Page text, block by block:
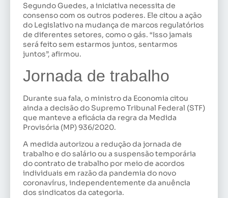
Segundo Guedes, a iniciativa necessita de
consenso com os outros poderes. Ele citou a ação
do Legislativo na mudança de marcos regulatórios
de diferentes setores, como o gás. “Isso jamais
será feito sem estarmos juntos, sentarmos
juntos”, afirmou.
Jornada de trabalho
Durante sua fala, o ministro da Economia citou
ainda a decisão do Supremo Tribunal Federal (STF)
que manteve a eficácia da regra da Medida
Provisória (MP) 936/2020.
A medida autorizou a redução da jornada de
trabalho e do salário ou a suspensão temporária
do contrato de trabalho por meio de acordos
individuais em razão da pandemia do novo
coronavírus, independentemente da anuência
dos sindicatos da categoria.